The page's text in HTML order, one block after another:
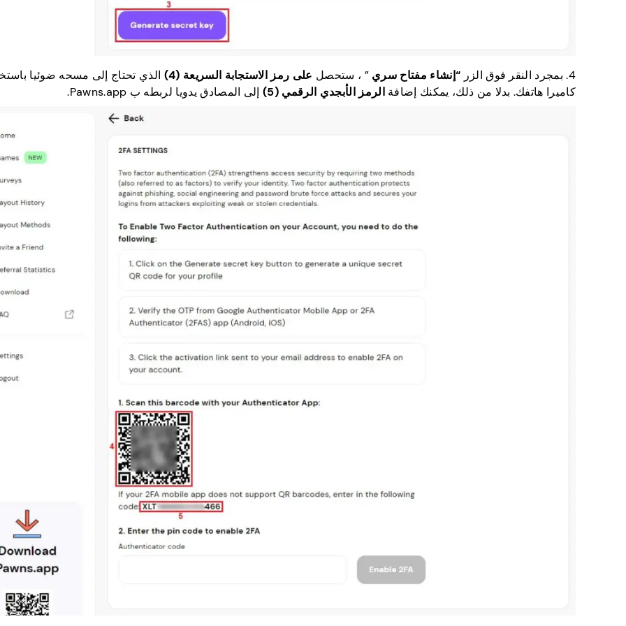
4. بمجرد النقر فوق الزر “إنشاء مفتاح سري ” ، ستحصل على رمز الاستجابة السريعة (4)
الذي تحتاج إلى مسحه ضوئيا
كاميرا هاتفك. بدلا من ذلك، يمكنك إضافةالرمز الأبجدي الرقمي (5) إلى المصادق يدويا لربطه ب Pawns.app.